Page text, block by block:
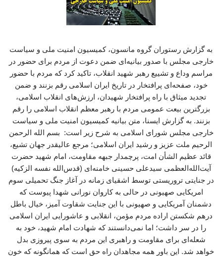
به گزارش رستوران گروه مانسون، کمیسیون امنیت ملی و سیاست
خارجی مجلس با صدور بیانیه‌ای ضمن دعوت از مردم برای حضور در
مراسم وداع و تشییع رهبر شهید انقلاب، تاکید کرد که مردم با حضور
خود، صفحه‌ای پرافتخار در تاریخ ایران اسلامی رقم بزنند و ضمن
تجدید میثاق با راه پرافتخار شهیدان، ارزش‌های انقلاب اسلامی،
بزرگترین بیعت عمومی مردم با رهبر معظم انقلاب اسلامی را رقم
بزنند. به گزارش ایسنا، متن بیانیه کمیسیون امنیت ملی و سیاست
خارجی مجلس شورای اسلامی به شرح زیر است: بسم الله الرحمن
الرحیم ملت عزیز و رشید ایران اسلامی؛ مرجع عالیقدر جهان تشیع،
قائد عظیم الشأن امت، پرچمدار جبهه مقاومت، امام شهید حضرت
آیت‌الله‌العظمی سیدعلی حسینی خامنه‌ای (قدس‌الله نفسه الزکیه)
در جنایتی تروریستی توسط اشقیای زمانه در آغاز جنگ تحمیلی سوم
امریکایی صهیونی در حالی به کاروان نورانی شهدا پیوست که
دشمنان آمریکایی و صهیونی با این جنایت شقاوت‌ آمیز، خیال باطل
درهم‌ شکستن اراده مردم مؤمن، انقلابی و عاشورایی ایران اسلامی
را در سر داشت؛ اما نمی‌دانستند که شهادت امام شهید، خود به
شعله‌ای برای مقاومت و راهبری این مردم به سوی پیروزی بدل
خواهد شد. این باور همه مجاهدان راه حق است که همانگونه که خون